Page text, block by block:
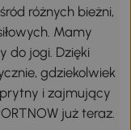
różnych bieżni,
Mamy
do jogi. Dzięki
gdziekolwiek
i zajmujący
już teraz.